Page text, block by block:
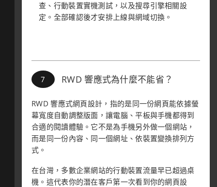
查、行動裝置實機測試，以及搜尋引擎相關設
定。全部確認後才安排上線與網域切換。
RWD 響應式為什麼不能省？
RWD 響應式網頁設計，指的是同一份網頁能依據螢
幕寬度自動調整版面，讓電腦、平板與手機都得到
合適的閱讀體驗。它不是為手機另外做一個網站，
而是同一份內容、同一個網址、依裝置變換排列方
式。
在台灣，多數企業網站的行動裝置流量早已超過桌
機。這代表你的潛在客戶第一次看到你的網頁設